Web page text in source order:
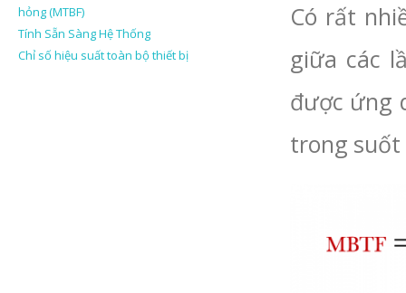
hỏng (MTBF)
Tính Sẵn Sàng Hệ Thống
Chỉ số hiệu suất toàn bộ thiết bị
Có rất
giữa các
được ứng
trong suốt